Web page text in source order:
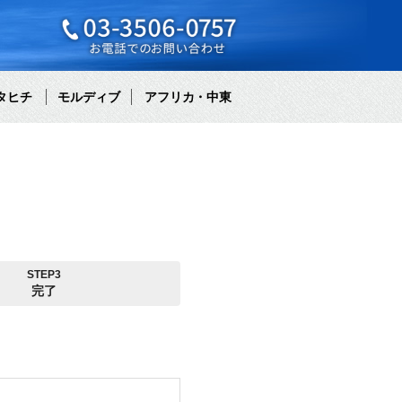
ヒチ モルディブ アフリカ・中東
STEP3
完了